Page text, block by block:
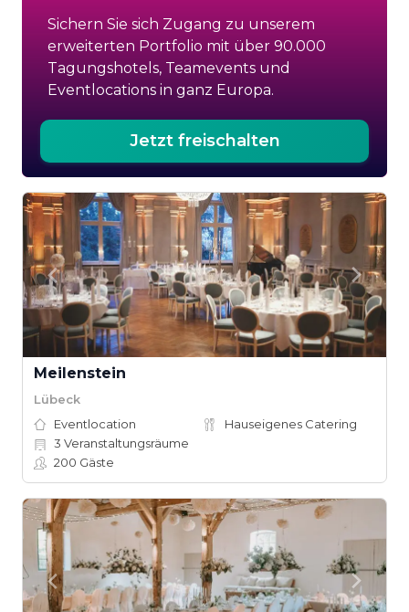
Sichern Sie sich Zugang zu unserem
erweiterten Portfolio mit über 90.000
Tagungshotels, Teamevents und
Eventlocations in ganz Europa.
Jetzt freischalten
Meilenstein
Lübeck
Eventlocation
Hauseigenes Catering
3 Veranstaltungsräume
200 Gäste